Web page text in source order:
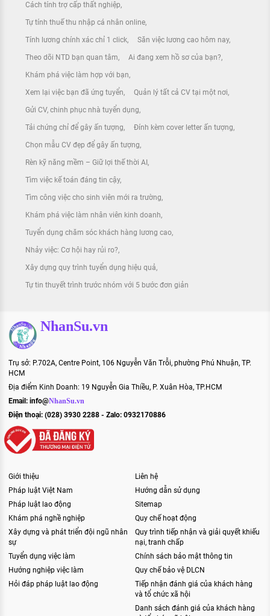
Cách tính trợ cấp thất nghiệp
Tự tính thuế thu nhập cá nhân online
Tính lương chính xác chỉ 1 click Săn việc lương cao hôm nay
Theo dõi NTD bạn quan tâm Ai đang xem hồ sơ của bạn?
Khám phá việc làm hợp với bạn
Xem lại việc bạn đã ứng tuyển Quản lý tất cả CV tại một nơi
Gửi CV, chinh phục nhà tuyển dụng
Tải chứng chỉ để gây ấn tượng Đính kèm cover letter ấn tượng
Chọn mẫu CV đẹp để gây ấn tượng
Rèn kỹ năng mềm – Giữ lợi thế thời AI
Tìm việc kế toán đáng tin cậy
Tìm công việc cho sinh viên mới ra trường
Khám phá việc làm nhân viên kinh doanh
Tuyển dụng chăm sóc khách hàng lương cao
Nhảy việc: Cơ hội hay rủi ro?
Xây dựng quy trình tuyển dụng hiệu quả
Tự tin thuyết trình trước nhóm với 5 bước đơn giản
NhanSu.vn
Trụ sở: P.702A, Centre Point, 106 Nguyễn Văn Trỗi, phường Phú Nhuận, TP.
HCM
Địa điểm Kinh Doanh: 19 Nguyễn Gia Thiều, P. Xuân Hòa, TP.HCM
Email: info@NhanSu.vn
Điện thoại: (028) 3930 2288 - Zalo: 0932170886
Giới thiệu
Pháp luật Việt Nam
Pháp luật lao động
Khám phá nghề nghiệp
Xây dựng và phát triển đội ngũ nhân
sự
Tuyển dụng việc làm
Hướng nghiệp việc làm
Hỏi đáp pháp luật lao động
Liên hệ
Hướng dẫn sử dụng
Sitemap
Quy chế hoạt động
Quy trình tiếp nhận và giải quyết khiếu
nại, tranh chấp
Chính sách bảo mật thông tin
Quy chế bảo vệ DLCN
Tiếp nhận đánh giá của khách hàng
và tổ chức xã hội
Danh sách đánh giá của khách hàng